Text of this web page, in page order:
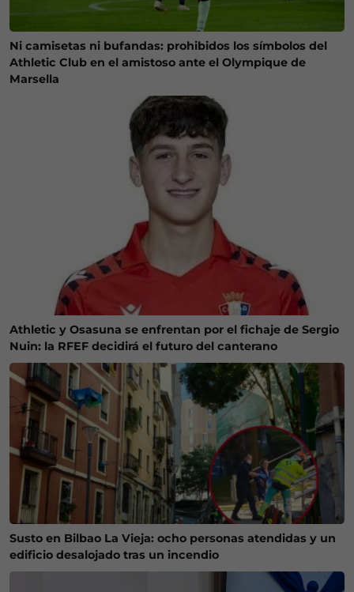
Ni camisetas ni bufandas: prohibidos los símbolos del
Athletic Club en el amistoso ante el Olympique de
Marsella
Athletic y Osasuna se enfrentan por el fichaje de Sergio
Nuin: la RFEF decidirá el futuro del canterano
Susto en Bilbao La Vieja: ocho personas atendidas y un
edificio desalojado tras un incendio